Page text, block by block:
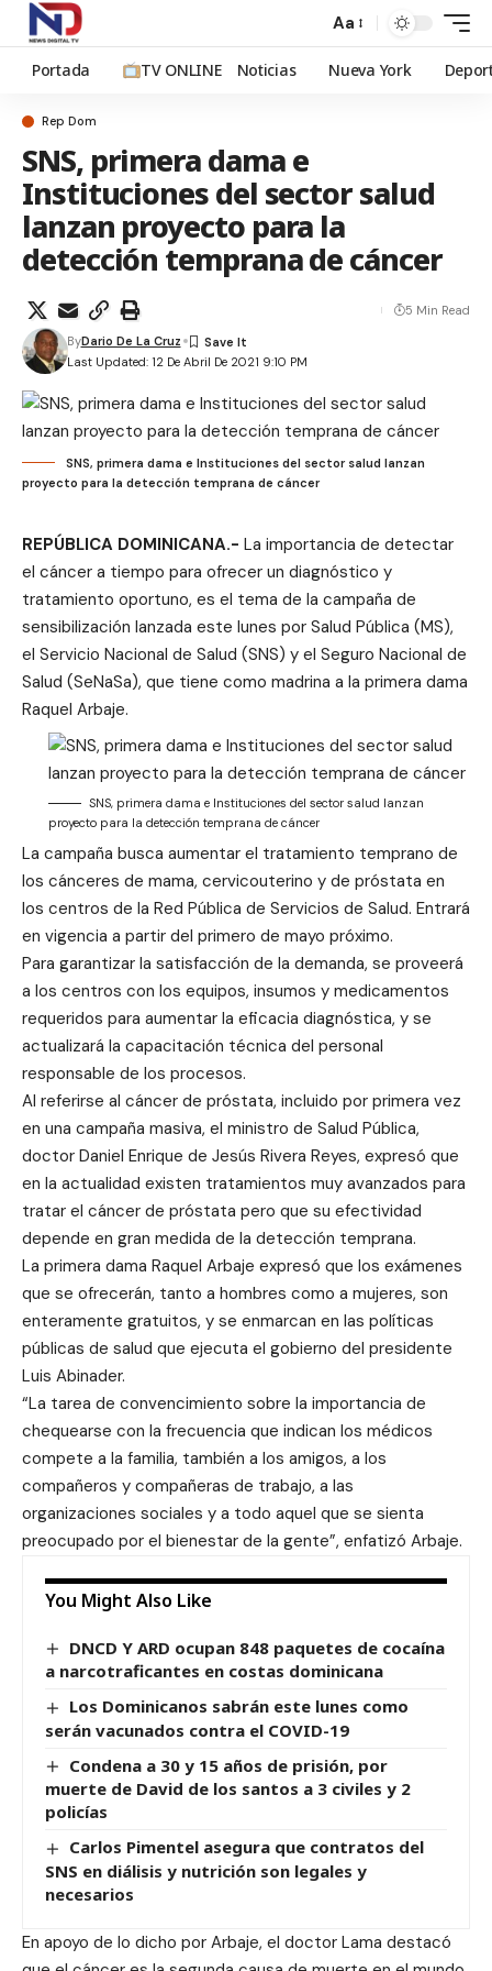
Aa
Portada TV ONLINE Noticias Nueva York
Rep Dom
SNS, primera dama e
Instituciones del sector salud
lanzan proyecto para la
detección temprana de cáncer
Last Updated: 12 De Abril De 2021 9:10 PM
ByDario De La Cruz
5 Min Read
SNS, primera dama e Instituciones del sector salud lanzan
proyecto para la detección temprana de cáncer
REPÚBLICA DOMINICANA.- La importancia de detectar
el cáncer a tiempo para ofrecer un diagnóstico y
tratamiento oportuno, es el tema de la campaña de
sensibilización lanzada este lunes por Salud Pública (MS),
el Servicio Nacional de Salud (SNS) y el Seguro Nacional de
Salud (SeNaSa), que tiene como madrina a la primera dama
Raquel Arbaje.
SNS, primera dama e Instituciones del sector salud lanzan
proyecto para la detección temprana de cáncer
La campaña busca aumentar el tratamiento temprano de
los cánceres de mama, cervicouterino y de próstata en
los centros de la Red Pública de Servicios de Salud. Entrará
en vigencia a partir del primero de mayo próximo.
Para garantizar la satisfacción de la demanda, se proveerá
a los centros con los equipos, insumos y medicamentos
requeridos para aumentar la eficacia diagnóstica, y se
actualizará la capacitación técnica del personal
responsable de los procesos.
Al referirse al cáncer de próstata, incluido por primera vez
en una campaña masiva, el ministro de Salud Pública,
doctor Daniel Enrique de Jesús Rivera Reyes, expresó que
en la actualidad existen tratamientos muy avanzados para
tratar el cáncer de próstata pero que su efectividad
depende en gran medida de la detección temprana.
La primera dama Raquel Arbaje expresó que los exámenes
que se ofrecerán, tanto a hombres como a mujeres, son
enteramente gratuitos, y se enmarcan en las políticas
públicas de salud que ejecuta el gobierno del presidente
Luis Abinader.
“La tarea de convencimiento sobre la importancia de
chequearse con la frecuencia que indican los médicos
compete a la familia, también a los amigos, a los
compañeros y compañeras de trabajo, a las
organizaciones sociales y a todo aquel que se sienta
preocupado por el bienestar de la gente”, enfatizó Arbaje.
You Might Also Like
DNCD Y ARD ocupan 848 paquetes de cocaína
a narcotraficantes en costas dominicana
Los Dominicanos sabrán este lunes como
serán vacunados contra el COVID-19
Condena a 30 y 15 años de prisión, por
muerte de David de los santos a 3 civiles y 2
policías
Carlos Pimentel asegura que contratos del
SNS en diálisis y nutrición son legales y
necesarios
En apoyo de lo dicho por Arbaje, el doctor Lama destacó